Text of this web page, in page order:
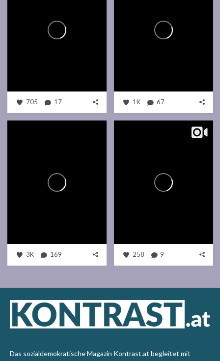
705 17 1K 67
3K 169 258 9
Das sozialdemokratische Magazin Kontrast.at begleitet mit